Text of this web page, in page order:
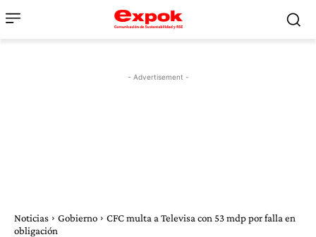
- Advertisement -
Noticias Gobierno
CFC multa a Televisa con 53 mdp por falla en
obligación